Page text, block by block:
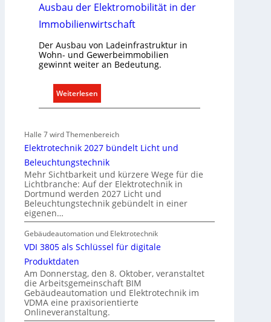
e
c
t
e
f
s
e
n
u
n
d
r
e
g
e
l
Ausbau der Elektromobilität in der
Immobilienwirtschaft
Der Ausbau von Ladeinfrastruktur in
Wohn- und Gewerbeimmobilien
gewinnt weiter an Bedeutung.
Weiterlesen
A
s
b
u
d
e
r
E
l
e
t
r
o
m
Halle 7 wird Themenbereich
Elektrotechnik 2027 bündelt Licht und
Beleuchtungstechnik
Mehr Sichtbarkeit und kürzere Wege für die
Lichtbranche: Auf der Elektrotechnik in
Dortmund werden 2027 Licht und
Beleuchtungstechnik gebündelt in einer
eigenen…
Gebäudeautomation und Elektrotechnik
VDI 3805 als Schlüssel für digitale
Produktdaten
Am Donnerstag, den 8. Oktober, veranstaltet
die Arbeitsgemeinschaft BIM
Gebäudeautomation und Elektrotechnik im
VDMA eine praxisorientierte
Onlineveranstaltung.